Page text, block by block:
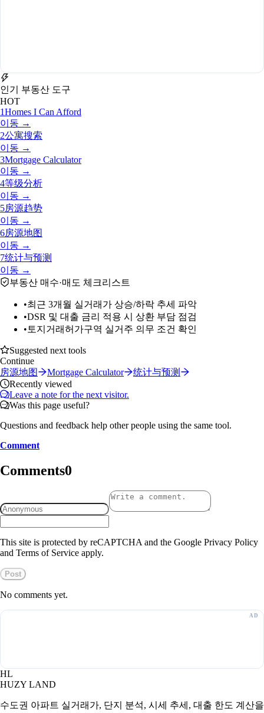
인기 부동산 도구
HOT
1Homes I Can Afford
이동 →
2公寓搜索
이동 →
3Mortgage Calculator
이동 →
4等级分析
이동 →
5房源趋势
이동 →
6房源地图
이동 →
7统计与预测
이동 →
부동산 매수·매도 체크리스트
•최근 3개월 실거래가 상승/하락 추세 파악
•DSR 및 대출 금리 적용 시 상환 부담 점검
• 토지거래허가구역 실거주 의무 조건 확인
Suggested next tools
Continue
房源地图
Mortgage Calculator
统计与预测
Recently viewed
Leave a note for the next visitor.
Was this page useful?
Questions and feedback help other people using the same tool.
Comment
Comments0
This site is protected by reCAPTCHA and the Google Privacy Policy
and Terms of Service apply.
Post
No comments yet.
HL
HUZY LAND
수도권 아파트 실거래가, 단지 분석, 시세 추세, 대출 한도 계산을